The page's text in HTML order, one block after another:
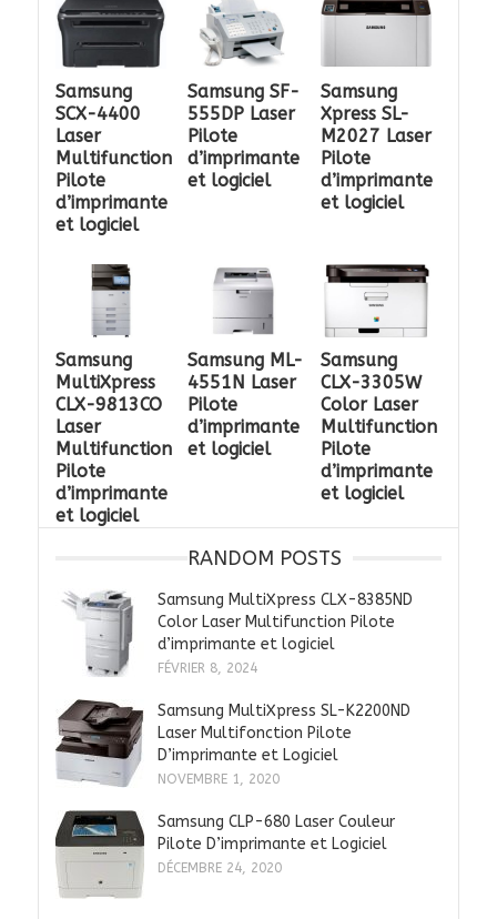
Samsung
SCX-4400
Laser
Multifunction
Pilote
d’imprimante
et logiciel
Samsung SF-
555DP Laser
Pilote
d’imprimante
et logiciel
Samsung
Xpress SL-
M2027 Laser
Pilote
d’imprimante
et logiciel
Samsung
MultiXpress
CLX-9813CO
Laser
Multifunction
Pilote
d’imprimante
et logiciel
Samsung ML-
4551N Laser
Pilote
d’imprimante
et logiciel
Samsung
CLX-3305W
Color Laser
Multifunction
Pilote
d’imprimante
et logiciel
RANDOM POSTS
Samsung MultiXpress CLX-8385ND
Color Laser Multifunction Pilote
d’imprimante et logiciel
FÉVRIER 8, 2024
Samsung MultiXpress SL-K2200ND
Laser Multifonction Pilote
D’imprimante et Logiciel
NOVEMBRE 1, 2020
Samsung CLP-680 Laser Couleur
Pilote D’imprimante et Logiciel
DÉCEMBRE 24, 2020